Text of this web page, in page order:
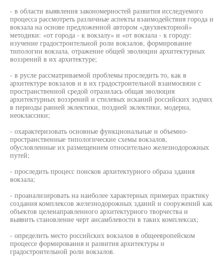
- в области выявления закономерностей развития исследуемого
процесса рассмотреть различные аспекты взаимодействия города и
вокзала на основе предложенной автором «двухвекторной»
методики: «от города - к вокзалу» и «от вокзала - к городу:
изучение градостроительной роли вокзалов, формирование
типологии вокзала, отражение общей эволюции архитектурных
воззрений в их архитектуре;
- в русле рассматриваемой проблемы проследить то, как в
архитектуре вокзалов и в их градостроительной взаимосвязи с
пространственной средой отразилась общая эволюция
архитектурных воззрений и стилевых исканий российских зодчих
в периоды ранней эклектики, поздней эклектики, модерна,
неоклассики;
- охарактеризовать основные функциональные и объемно-
пространственные типологические схемы вокзалов,
обусловленные их размещением относительно железнодорожных
путей;
- проследить процесс поисков архитектурного образа здания
вокзала;
- проанализировать на наиболее характерных примерах практику
создания комплексов железнодорожных зданий и сооружений как
объектов целенаправленного архитектурного творчества и
выявить становление черт ансамблевости в таких комплексах;
- определить место российских вокзалов в общеевропейском
процессе формирования и развития архитектуры и
градостроительной роли вокзалов.